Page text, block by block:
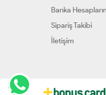
Banka
Sipariş Takibi
İletişim